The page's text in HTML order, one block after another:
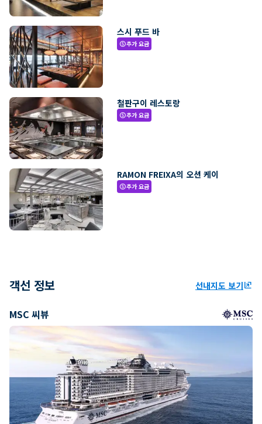
스시 푸드 바
paid추가 요금
철판구이 레스토랑
paid추가 요금
RAMON FREIXA의 오션 케이
paid추가 요금
객선 정보 선내지도 보기ungroup
MSC 씨뷰